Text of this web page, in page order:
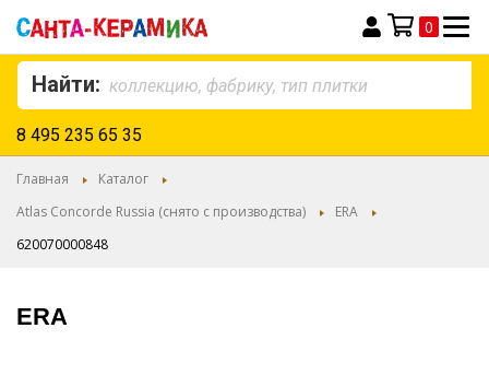
Моя корзина
0
Найти:
8 495 235 65 35
Главная
Каталог
Atlas Concorde Russia (снято с производства)
ERA
620070000848
ERA